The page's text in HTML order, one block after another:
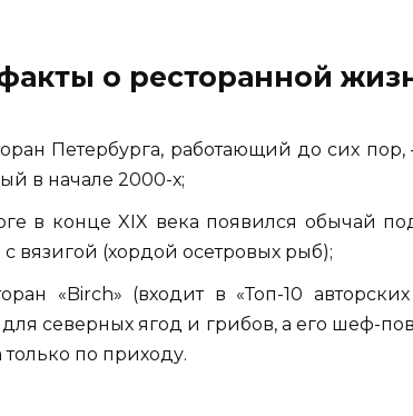
о ресторанной
Петербурга, работающий до сих
в начале 2000-х;
в конце XIX века появился обычай
с вязигой (хордой осетровых рыб);
«Birch» (входит в «Топ-10
северных ягод и грибов, а его шеф-
по приходу.